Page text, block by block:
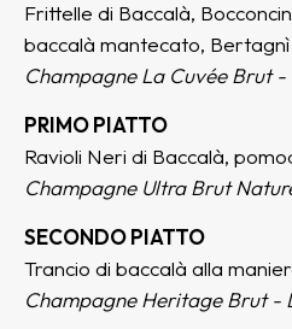
Frittelle di Baccalà,
baccalà mantecato, Bertagnì
Champagne La Cuvée Brut
PRIMO PIATTO
Ravioli Neri di Baccalà,
Champagne Ultra Brut
SECONDO PIATTO
Trancio di baccalà alla
Champagne Heritage Brut -